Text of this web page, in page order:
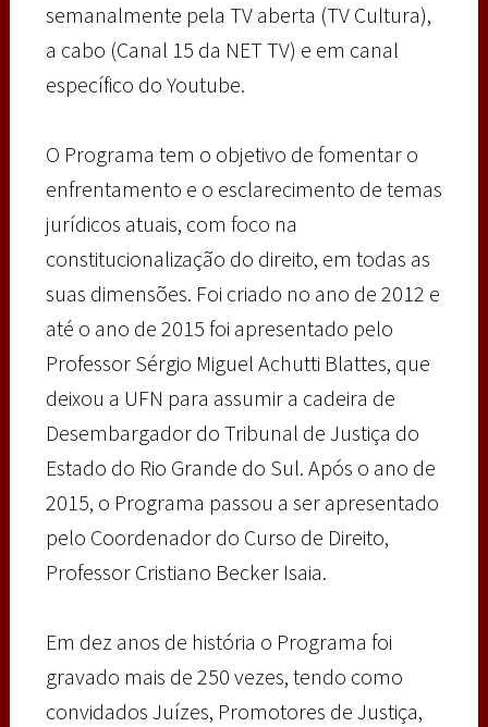
semanalmente pela TV aberta (TV Cultura),
a cabo (Canal 15 da NET TV) e em canal
específico do Youtube.
O Programa tem o objetivo de fomentar o
enfrentamento e o esclarecimento de temas
jurídicos atuais, com foco na
constitucionalização do direito, em todas as
suas dimensões. Foi criado no ano de 2012 e
até o ano de 2015 foi apresentado pelo
Professor Sérgio Miguel Achutti Blattes, que
deixou a UFN para assumir a cadeira de
Desembargador do Tribunal de Justiça do
Estado do Rio Grande do Sul. Após o ano de
2015, o Programa passou a ser apresentado
pelo Coordenador do Curso de Direito,
Professor Cristiano Becker Isaia.
Em dez anos de história o Programa foi
gravado mais de 250 vezes, tendo como
convidados Juízes, Promotores de Justiça,